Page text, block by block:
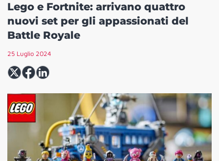
Lego e Fortnite: arrivano quattro
nuovi set per gli appassionati del
Battle Royale
25 Luglio 2024